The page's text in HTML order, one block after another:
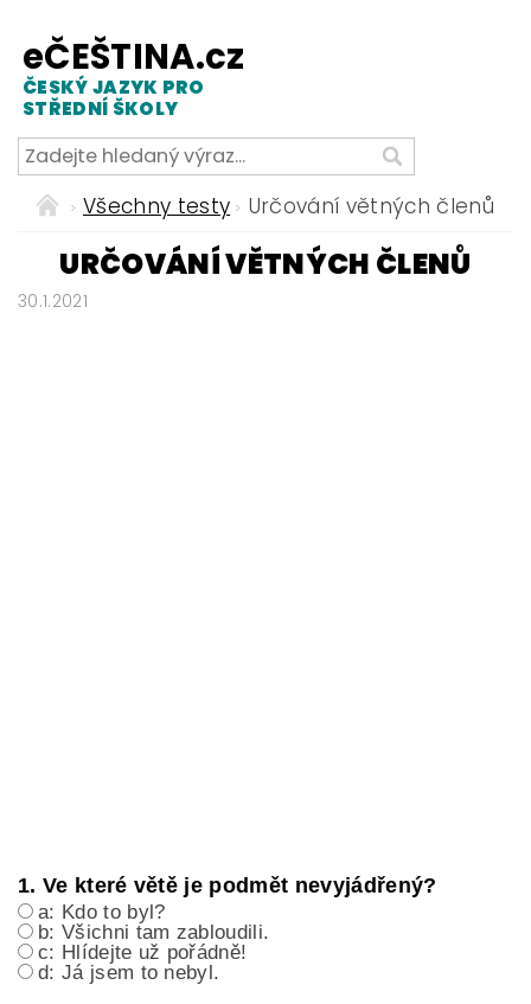
eČEŠTINA.cz
ČESKÝ JAZYK PRO
STŘEDNÍ ŠKOLY
Všechny testy Určování větných členů
URČOVÁNÍ VĚTNÝCH ČLENŮ
30.1.2021
1. Ve které větě je podmět nevyjádřený?
a: Kdo to byl?
b: Všichni tam zabloudili.
c: Hlídejte už pořádně!
d: Já jsem to nebyl.